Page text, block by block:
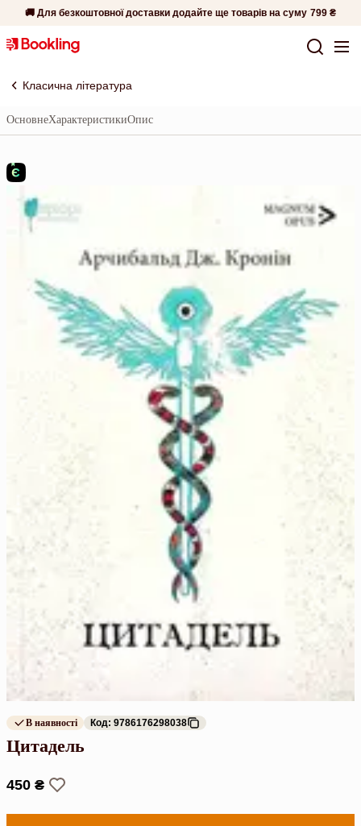
🚚 Для безкоштовної доставки додайте ще товарів на суму 799 ₴
Класична література
ОсновнеХарактеристикиОпис
В наявності Код: 9786176298038
Цитадель
450 ₴